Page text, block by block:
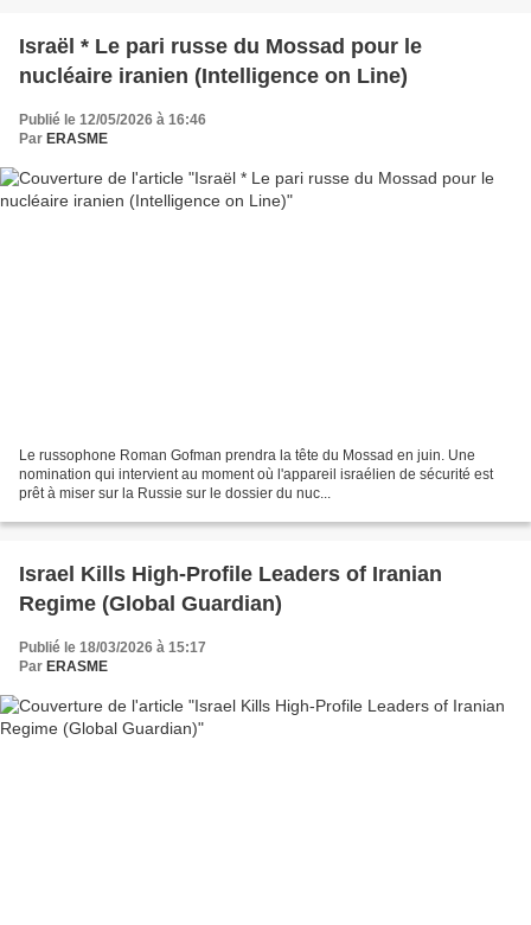
Israël * Le pari russe du Mossad pour le
nucléaire iranien (Intelligence on Line)
Publié le 12/05/2026 à 16:46
Par ERASME
Le russophone Roman Gofman prendra la tête du Mossad en juin. Une
nomination qui intervient au moment où l'appareil israélien de sécurité est
prêt à miser sur la Russie sur le dossier du nuc...
Israel Kills High-Profile Leaders of Iranian
Regime (Global Guardian)
Publié le 18/03/2026 à 15:17
Par ERASME